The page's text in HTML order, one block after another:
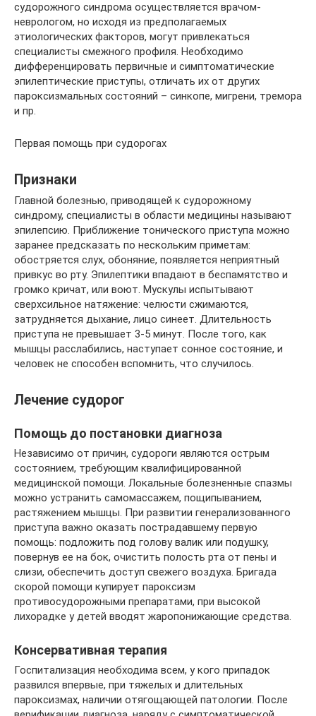
судорожного синдрома осуществляется врачом-
неврологом, но исходя из предполагаемых
этиологических факторов, могут привлекаться
специалисты смежного профиля. Необходимо
дифференцировать первичные и симптоматические
эпилептические приступы, отличать их от других
пароксизмальных состояний – синкопе, мигрени, тремора
и пр.
Первая помощь при судорогах
Признаки
Главной болезнью, приводящей к судорожному
синдрому, специалисты в области медицины называют
эпилепсию. Приближение тонического приступа можно
заранее предсказать по нескольким приметам:
обостряется слух, обоняние, появляется неприятный
привкус во рту. Эпилептики впадают в беспамятство и
громко кричат, или воют. Мускулы испытывают
сверхсильное натяжение: челюсти сжимаются,
затрудняется дыхание, лицо синеет. Длительность
приступа не превышает 3-5 минут. После того, как
мышцы расслабились, наступает сонное состояние, и
человек не способен вспомнить, что случилось.
Лечение судорог
Помощь до постановки диагноза
Независимо от причин, судороги являются острым
состоянием, требующим квалифицированной
медицинской помощи. Локальные болезненные спазмы
можно устранить самомассажем, пощипыванием,
растяжением мышцы. При развитии генерализованного
приступа важно оказать пострадавшему первую
помощь: подложить под голову валик или подушку,
повернув ее на бок, очистить полость рта от пены и
слизи, обеспечить доступ свежего воздуха. Бригада
скорой помощи купирует пароксизм
противосудорожными препаратами, при высокой
лихорадке у детей вводят жаропонижающие средства.
Консервативная терапия
Госпитализация необходима всем, у кого припадок
развился впервые, при тяжелых и длительных
пароксизмах, наличии отягощающей патологии. После